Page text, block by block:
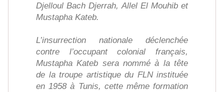
Djelloul Bach Djerrah, Allel El Mouhib et
Mustapha Kateb.
L’insurrection nationale déclenchée
contre l’occupant colonial français,
Mustapha Kateb sera nommé à la tête
de la troupe artistique du FLN instituée
en 1958 à Tunis, cette même formation